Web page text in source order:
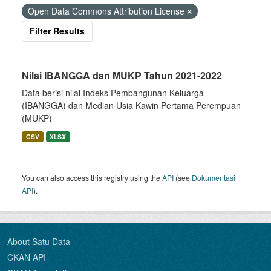
Open Data Commons Attribution License
Filter Results
Nilai IBANGGA dan MUKP Tahun 2021-2022
Data berisi nilai Indeks Pembangunan Keluarga
(IBANGGA) dan Median Usia Kawin Pertama Perempuan
(MUKP)
CSV XLSX
You can also access this registry using theAPI (see Dokumentasi
API).
About Satu Data
CKAN API